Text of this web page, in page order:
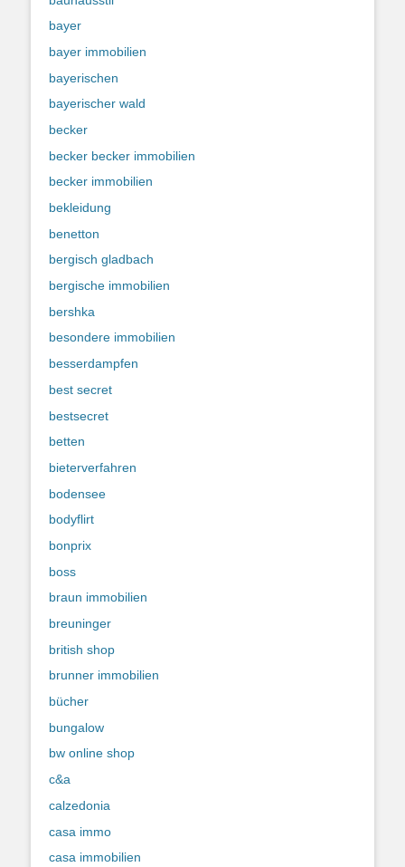
bayer
bayer immobilien
bayerischen
bayerischer wald
becker
becker becker immobilien
becker immobilien
bekleidung
benetton
bergisch gladbach
bergische immobilien
bershka
besondere immobilien
besserdampfen
best secret
bestsecret
betten
bieterverfahren
bodensee
bodyflirt
bonprix
boss
braun immobilien
breuninger
british shop
brunner immobilien
bücher
bungalow
bw online shop
c&a
calzedonia
casa immo
casa immobilien